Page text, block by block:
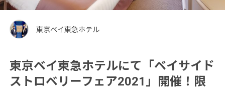
東京ベイ東急ホテル
東京ベイ東急ホテルにて「ベイサイド
ストロベリーフェア2021」開催！限